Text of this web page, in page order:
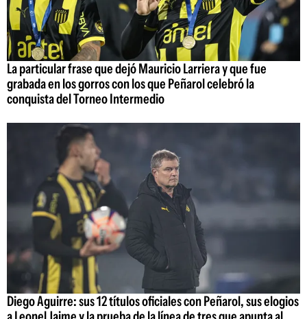
La particular frase que dejó Mauricio Larriera y que fue
grabada en los gorros con los que Peñarol celebró la
conquista del Torneo Intermedio
Diego Aguirre: sus 12 títulos oficiales con Peñarol, sus elogios